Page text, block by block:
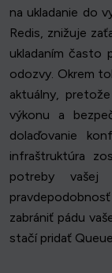
na ukladanie do
Redis, znižuje
ukladaním často
odozvy. Okrem
aktuálny,
výkonu a
dolaďovanie
infraštruktúra
potreby
zabrániť pádu
stačí pridať